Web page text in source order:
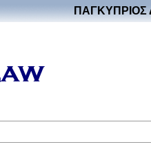
ΠΑΓΚΥΠΡΙΟΣ